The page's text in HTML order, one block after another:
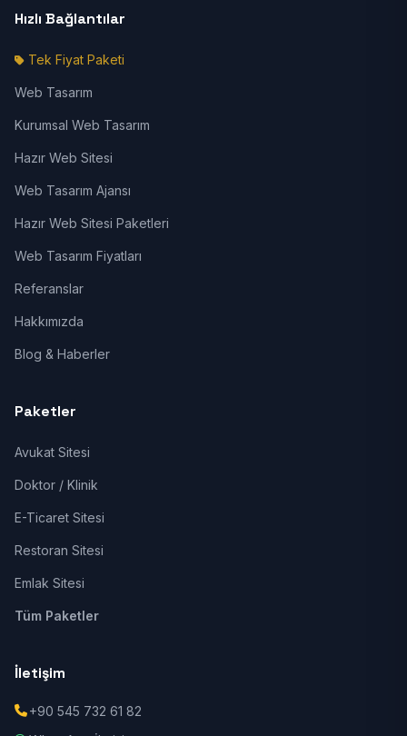
Hızlı Bağlantılar
Tek Fiyat Paketi
Web Tasarım
Kurumsal Web Tasarım
Hazır Web Sitesi
Web Tasarım Ajansı
Hazır Web Sitesi Paketleri
Web Tasarım Fiyatları
Referanslar
Hakkımızda
Blog & Haberler
Paketler
Avukat Sitesi
Doktor / Klinik
E-Ticaret Sitesi
Restoran Sitesi
Emlak Sitesi
Tüm Paketler
İletişim
+90 545 732 61 82